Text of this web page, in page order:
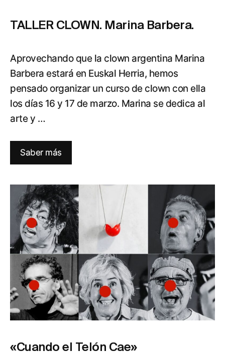
TALLER CLOWN. Marina Barbera.
Aprovechando que la clown argentina Marina
Barbera estará en Euskal Herria, hemos
pensado organizar un curso de clown con ella
los días 16 y 17 de marzo. Marina se dedica al
arte y …
Saber más
«Cuando el Telón Cae»